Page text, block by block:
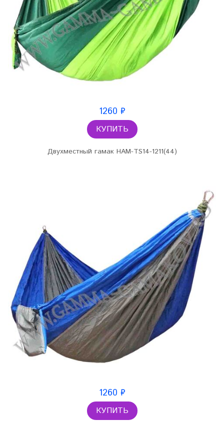
1260 ₽
КУПИТЬ
Двухместный гамак HAM-TS14-1211(44)
1260 ₽
КУПИТЬ